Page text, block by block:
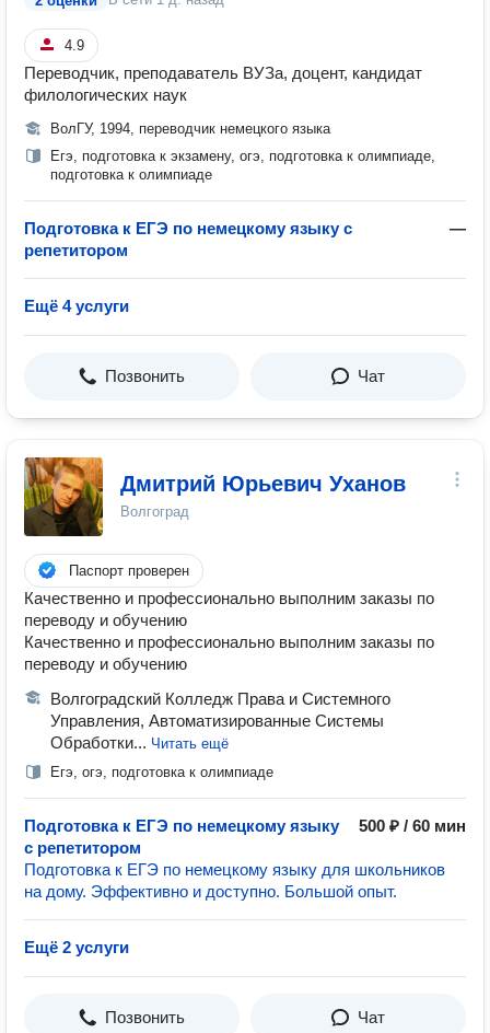
4.9
Переводчик, преподаватель ВУЗа, доцент, кандидат
филологических наук
ВолГУ, 1994, переводчик немецкого языка
Егэ, подготовка к экзамену, огэ, подготовка к олимпиаде,
подготовка к олимпиаде
Подготовка к ЕГЭ по немецкому языку с
репетитором
—
Ещё 4 услуги
Позвонить Чат
Дмитрий Юрьевич Уханов
Волгоград
Паспорт проверен
Качественно и профессионально выполним заказы по
переводу и обучению
Качественно и профессионально выполним заказы по
переводу и обучению
Волгоградский Колледж Права и Системного
Управления, Автоматизированные Системы
Обработки... Читать ещё
Егэ, огэ, подготовка к олимпиаде
Подготовка к ЕГЭ по немецкому языку
с репетитором
500 ₽ / 60 мин
Подготовка к ЕГЭ по немецкому языку для школьников
на дому. Эффективно и доступно. Большой опыт.
Ещё 2 услуги
Позвонить Чат